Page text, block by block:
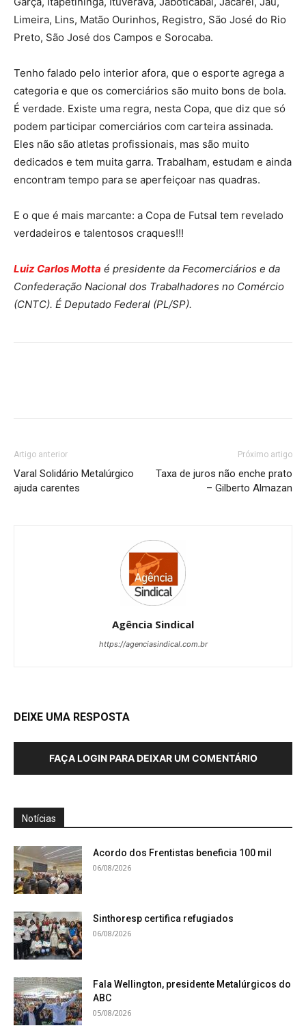
Limeira, Lins, Matão Ourinhos, Registro, São José do Rio
Preto, São José dos Campos e Sorocaba.
Tenho falado pelo interior afora, que o esporte agrega a
categoria e que os comerciários são muito bons de bola.
É verdade. Existe uma regra, nesta Copa, que diz que só
podem participar comerciários com carteira assinada.
Eles não são atletas profissionais, mas são muito
dedicados e tem muita garra. Trabalham, estudam e ainda
encontram tempo para se aperfeiçoar nas quadras.
E o que é mais marcante: a Copa de Futsal tem revelado
verdadeiros e talentosos craques!!!
Luiz Carlos Motta é presidente da Fecomerciários e da
Confederação Nacional dos Trabalhadores no Comércio
(CNTC). É Deputado Federal (PL/SP).
Artigo anterior
Varal Solidário Metalúrgico
ajuda carentes
Próximo artigo
Taxa de juros não enche prato
– Gilberto Almazan
Agência Sindical
https://agenciasindical.com.br
DEIXE UMA RESPOSTA
FAÇA LOGIN PARA DEIXAR UM COMENTÁRIO
Notícias
Acordo dos Frentistas beneficia 100 mil
06/08/2026
Sinthoresp certifica refugiados
06/08/2026
Fala Wellington, presidente Metalúrgicos do
ABC
05/08/2026